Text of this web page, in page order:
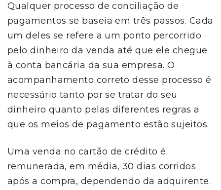
Qualquer processo de conciliação de
pagamentos se baseia em três passos. Cada
um deles se refere a um ponto percorrido
pelo dinheiro da venda até que ele chegue
à conta bancária da sua empresa. O
acompanhamento correto desse processo é
necessário tanto por se tratar do seu
dinheiro quanto pelas diferentes regras a
que os meios de pagamento estão sujeitos.
Uma venda no cartão de crédito é
remunerada, em média, 30 dias corridos
após a compra, dependendo da adquirente.